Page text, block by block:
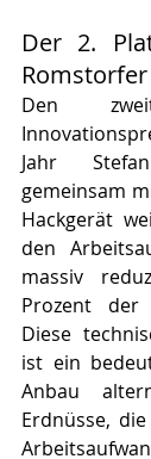
Der 2.
Romstorfer
Den
Jahr
gemeinsam
Hackgerät
den
massiv
Prozent der
Diese
ist ein
Anbau
Erdnüsse,